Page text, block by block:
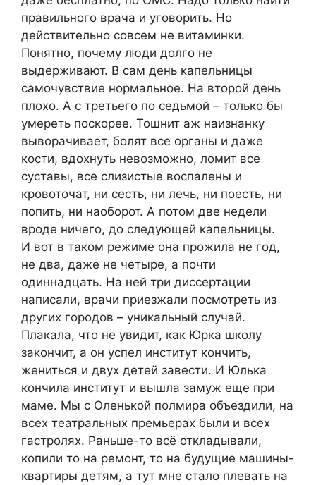
правильного врача и уговорить. Но
действительно совсем не витаминки.
Понятно, почему люди долго не
выдерживают. В сам день капельницы
самочувствие нормальное. На второй день
плохо. А с третьего по седьмой – только бы
умереть поскорее. Тошнит аж наизнанку
выворачивает, болят все органы и даже
кости, вдохнуть невозможно, ломит все
суставы, все слизистые воспалены и
кровоточат, ни сесть, ни лечь, ни поесть, ни
попить, ни наоборот. А потом две недели
вроде ничего, до следующей капельницы.
И вот в таком режиме она прожила не год,
не два, даже не четыре, а почти
одиннадцать. На ней три диссертации
написали, врачи приезжали посмотреть из
других городов – уникальный случай.
Плакала, что не увидит, как Юрка школу
закончит, а он успел институт кончить,
жениться и двух детей завести. И Юлька
кончила институт и вышла замуж еще при
маме. Мы с Оленькой полмира объездили, на
всех театральных премьерах были и всех
гастролях. Раньше-то всё откладывали,
копили то на ремонт, то на будущие машины-
квартиры детям, а тут мне стало плевать на